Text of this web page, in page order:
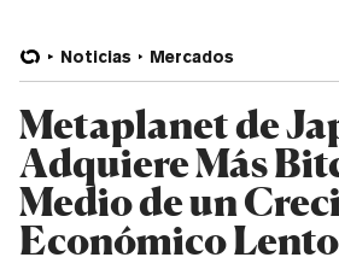
Noticias Mercados
Metaplanet de
Adquiere Más
Medio de un
Económico Lento